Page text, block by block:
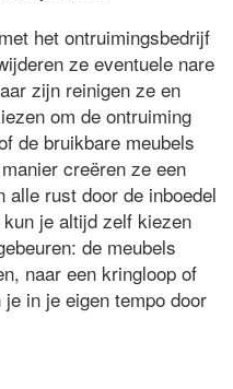
het ontruimingsbedrijf
ze eventuele nare
zijn reinigen ze en
om de ontruiming
de bruikbare meubels
creëren ze een
rust door de inboedel
je altijd zelf kiezen
de meubels
naar een kringloop of
in je eigen tempo door